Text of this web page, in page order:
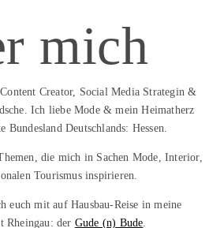
mich
Creator, Social Media Strategin &
Ich liebe Mode & mein Heimatherz
Bundesland Deutschlands: Hessen.
die mich in Sachen Mode, Interior,
Tourismus inspirieren.
euch mit auf Hausbau-Reise in meine
Rheingau: der Gude (n) Bude